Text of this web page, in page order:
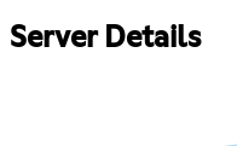
Server Details